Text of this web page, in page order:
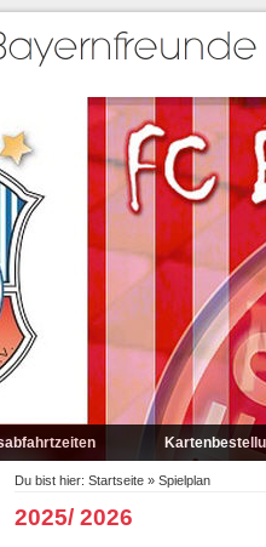
Du bist hier: Startseite » Spielplan
2025/ 2026